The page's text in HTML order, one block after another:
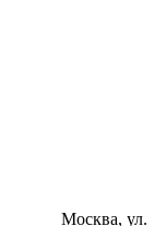
Москва, ул.